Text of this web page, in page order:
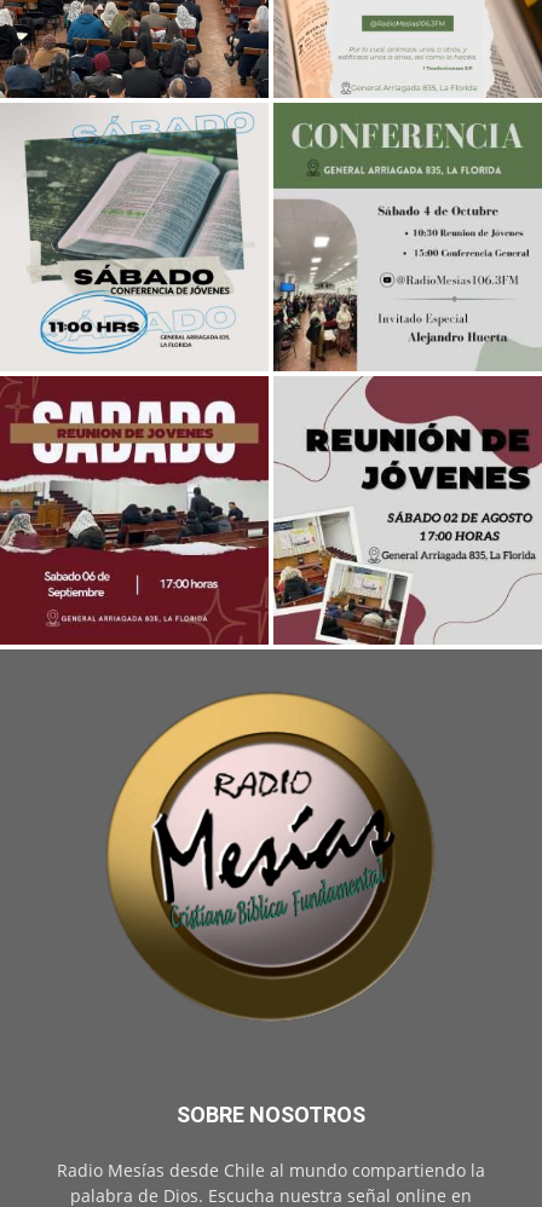
SOBRE NOSOTROS
Radio Mesías desde Chile al mundo compartiendo la
palabra de Dios. Escucha nuestra señal online en